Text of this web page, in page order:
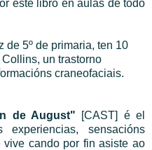
este libro en aulas de todo
de 5º de primaria, ten 10
un trastorno
craneofaciais.
de August" [CAST] é el
sensacións
vive cando por fin asiste ao